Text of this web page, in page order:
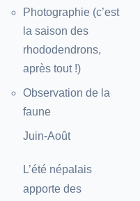
Photographie (c’est
la saison des
rhododendrons,
après tout !)
Observation de la
faune
Juin-Août
L’été népalais
apporte des